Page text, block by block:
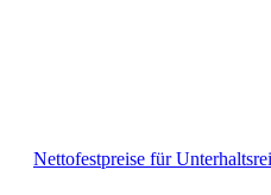
Nettofestpreise für